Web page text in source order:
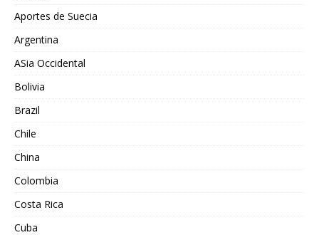
Aportes de Suecia
Argentina
ASia Occidental
Bolivia
Brazil
Chile
China
Colombia
Costa Rica
Cuba